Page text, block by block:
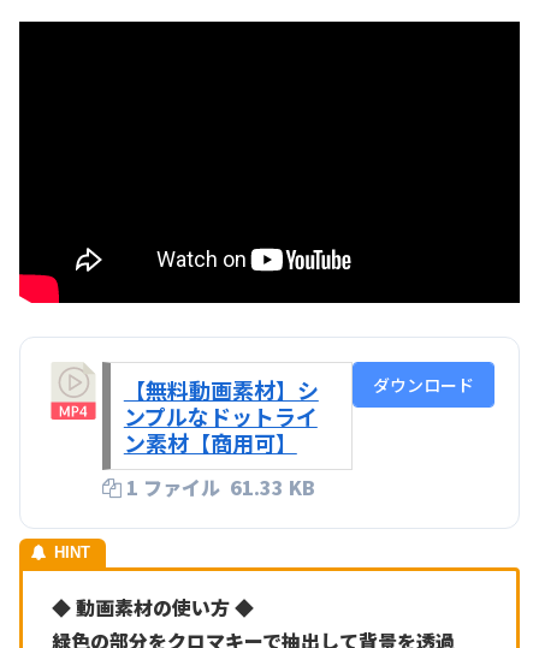
【無料動画素材】シ
ンプルなドットライ
ン素材【商用可】
1 ファイル 61.33 KB
ダウンロード
◆ 動画素材の使い方 ◆
緑色の部分をクロマキーで抽出して背景を透過